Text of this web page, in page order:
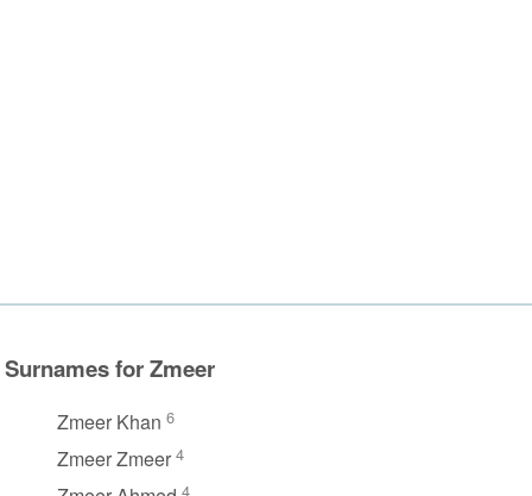
Surnames for Zmeer
Zmeer Khan 6
Zmeer Zmeer 4
4